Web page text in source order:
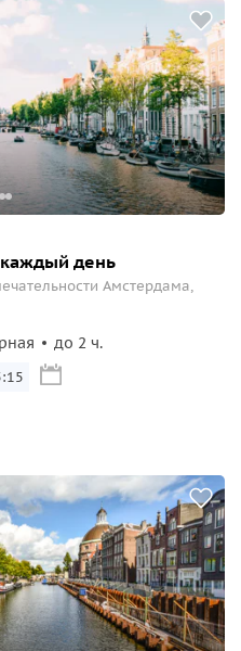
день
Амстердама,
до 2 ч.